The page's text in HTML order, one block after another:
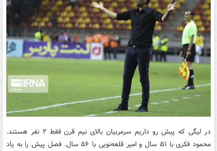
در لیگی که پیش رو داریم سرمربیان بالای نیم قرن فقط ۲ نفر هستند.
محمود فکری با ۵۱ سال و امیر قلعه‌نویی با ۵۶ سال. فصل پیش را به یاد